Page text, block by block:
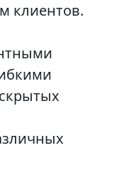
клиентов.